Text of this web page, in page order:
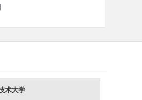
术大学